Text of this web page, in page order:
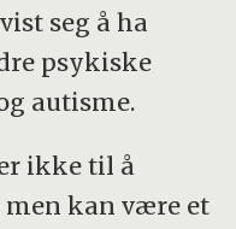
seg å ha
psykiske
autisme.
ikke til å
kan være et